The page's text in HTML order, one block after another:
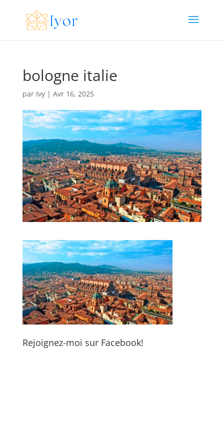
bologne italie
par Ivy| Avr 16, 2025
Rejoignez-moi sur Facebook!